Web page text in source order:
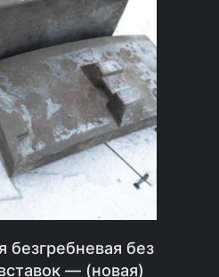
безгребневая без
— (новая)